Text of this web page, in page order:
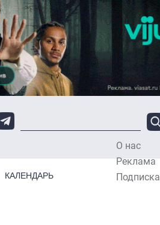
О нас
Реклама
Подписка
КАЛЕНДАРЬ